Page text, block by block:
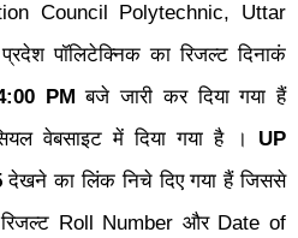
Council Polytechnic, Uttar
पॉलिटेक्निक का रिजल्ट दिनाकं
PM बजे जारी कर दिया गया हैं
वेबसाइट में दिया गया है । UP
देखने का लिंक निचे दिए गया हैं जिससे
Roll Number और Date of